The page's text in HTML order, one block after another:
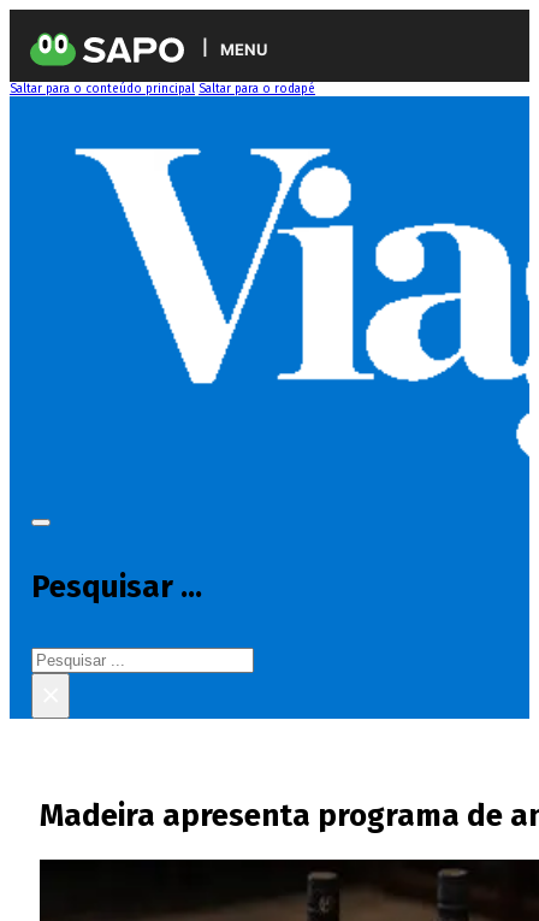
MENU
Saltar para o conteúdo principal Saltar para o rodapé
Pesquisar ...
Pesquisar
Madeira apresenta programa de